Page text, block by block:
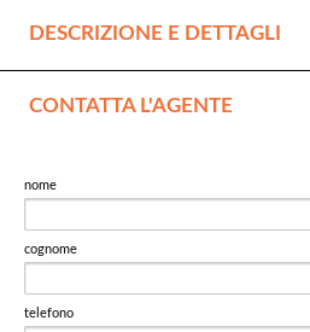
DESCRIZIONE E DETTAGLI
CONTATTA L'AGENTE
nome
cognome
telefono